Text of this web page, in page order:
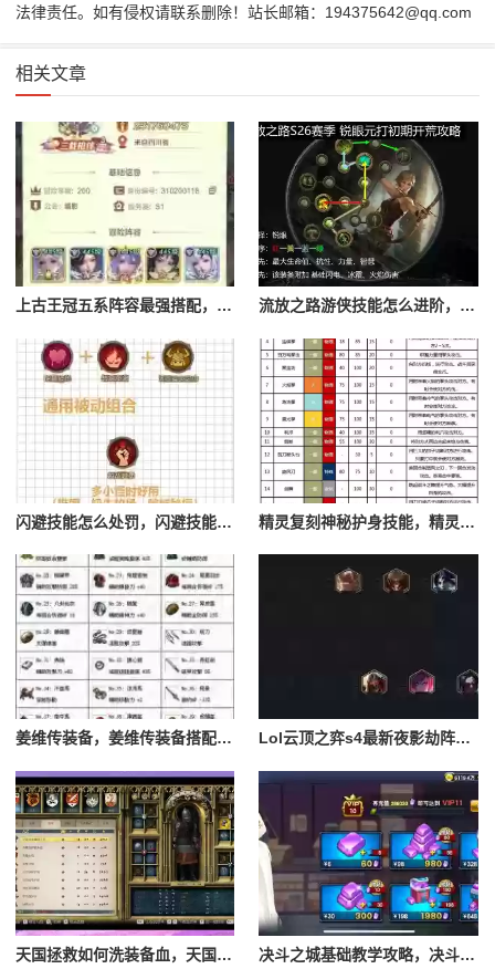
法律责任。如有侵权请联系删除！站长邮箱：194375642@qq.com
相关文章
上古王冠五系阵容最强搭配，上古王冠五星排行 流放之路游侠技能怎么进阶，流放之路游侠技能怎么进阶的
闪避技能怎么处罚，闪避技能怎么处罚队友 精灵复刻神秘护身技能，精灵复刻攻略
姜维传装备，姜维传装备搭配一览表最新 Lol云顶之弈s4最新夜影劫阵容搭配，云顶之奕夜影劫阵容
天国拯救如何洗装备血，天国拯救怎么洗衣服 决斗之城基础教学攻略，决斗之城教学攻略2111